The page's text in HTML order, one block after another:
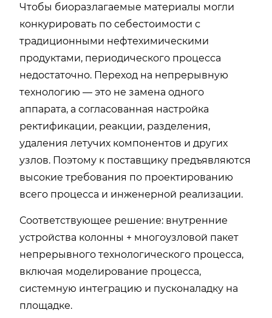
Чтобы биоразлагаемые материалы могли
конкурировать по себестоимости с
традиционными нефтехимическими
продуктами, периодического процесса
недостаточно. Переход на непрерывную
технологию — это не замена одного
аппарата, а согласованная настройка
ректификации, реакции, разделения,
удаления летучих компонентов и других
узлов. Поэтому к поставщику предъявляются
высокие требования по проектированию
всего процесса и инженерной реализации.
Соответствующее решение: внутренние
устройства колонны + многоузловой пакет
непрерывного технологического процесса,
включая моделирование процесса,
системную интеграцию и пусконаладку на
площадке.